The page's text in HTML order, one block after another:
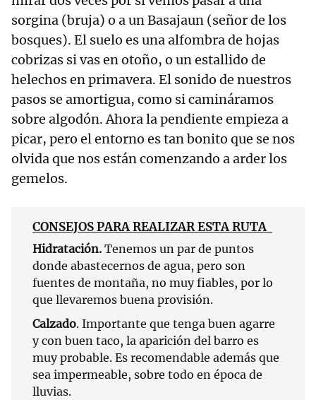
sorgina (bruja) o a un Basajaun (señor de los
bosques). El suelo es una alfombra de hojas
cobrizas si vas en otoño, o un estallido de
helechos en primavera. El sonido de nuestros
pasos se amortigua, como si camináramos
sobre algodón. Ahora la pendiente empieza a
picar, pero el entorno es tan bonito que se nos
olvida que nos están comenzando a arder los
gemelos.
CONSEJOS PARA REALIZAR ESTA RUTA
Hidratación. Tenemos un par de puntos
donde abastecernos de agua, pero son
fuentes de montaña, no muy fiables, por lo
que llevaremos buena provisión.
Calzado. Importante que tenga buen agarre
y con buen taco, la aparición del barro es
muy probable. Es recomendable además que
sea impermeable, sobre todo en época de
lluvias.